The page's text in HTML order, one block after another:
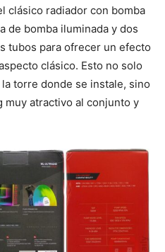
clásico radiador con bomba
de bomba iluminada y dos
tubos para ofrecer un efecto
clásico. Esto no solo
torre donde se instale, sino
muy atractivo al conjunto y